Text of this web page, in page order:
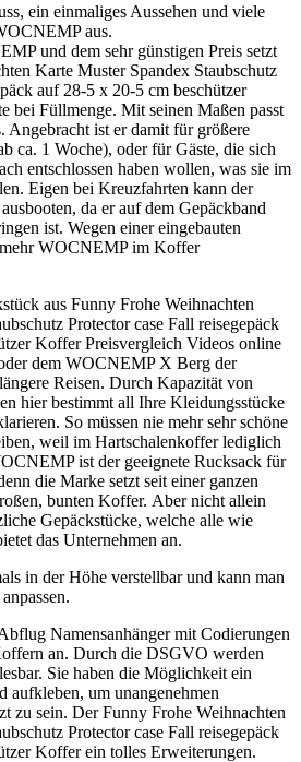
ein einmaliges Aussehen und viele
aus.
und dem sehr günstigen Preis setzt
Karte Muster Spandex Staubschutz
auf 28-5 x 20-5 cm beschützer
bei Füllmenge. Mit seinen Maßen passt
Angebracht ist er damit für größere
ca. 1 Woche), oder für Gäste, die sich
entschlossen haben wollen, was sie im
Eigen bei Kreuzfahrten kann der
da er auf dem Gepäckband
ist. Wegen einer eingebauten
WOCNEMP im Koffer
aus Funny Frohe Weihnachten
Protector case Fall reisegepäck
Koffer Preisvergleich Videos online
dem WOCNEMP X Berg der
Reisen. Durch Kapazität von
hier bestimmt all Ihre Kleidungsstücke
So müssen nie mehr sehr schöne
weil im Hartschalenkoffer lediglich
ist der geeignete Rucksack für
die Marke setzt seit einer ganzen
bunten Koffer. Aber nicht allein
Gepäckstücke, welche alle wie
das Unternehmen an.
in der Höhe verstellbar und kann man
Namensanhänger mit Codierungen
an. Durch die DSGVO werden
Sie haben die Möglichkeit ein
aufkleben, um unangenehmen
zu sein. Der Funny Frohe Weihnachten
Protector case Fall reisegepäck
Koffer ein tolles Erweiterungen.